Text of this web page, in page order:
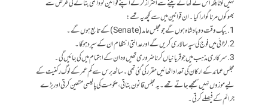
نہیں لوٹا بلکہ اس نے کھانے پینے سے احتراز کر کے اپنے قوانین کو دائمی بنانے کی غرض سے
بھوکوں مرنا گوارا کیا۔ ان قوانین میں سے کچھ یہ تھے:
1. بیک وقت دو بادشاہ ہوں گے جو مجلس عامد (Senate) کے تابع ہوں گے ۔
2. لڑائی میں فوج کی سپہ سالاری کریں گے اور عدالتی انتظام ان کے سپرد ہو گا ۔
3. سرکاری مذہب میں جو قربانیاں کرنا ضروری تھیں وہ ان کے اہتمام میں کی جائیں گی۔
مجلس عمائد کے ارکان کی تعداد اٹھائیں مقرر کی گئی تھی ۔ ساٹھ برس سے کم عمر کے لوگ رکنیت کے
لیے موزوں نہیں سمجھے جاتے تھے ۔ یہ مجلس قانون بناتی ، حکومت کی پالیسی متعین کرتی اور بڑے
جرائم کے فیصلے کرتی ۔